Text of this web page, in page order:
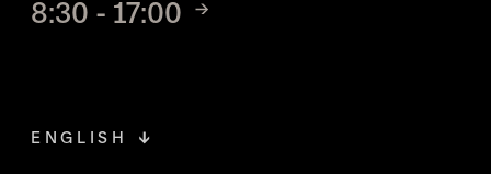
8:30 - 17:00
ENGLISH